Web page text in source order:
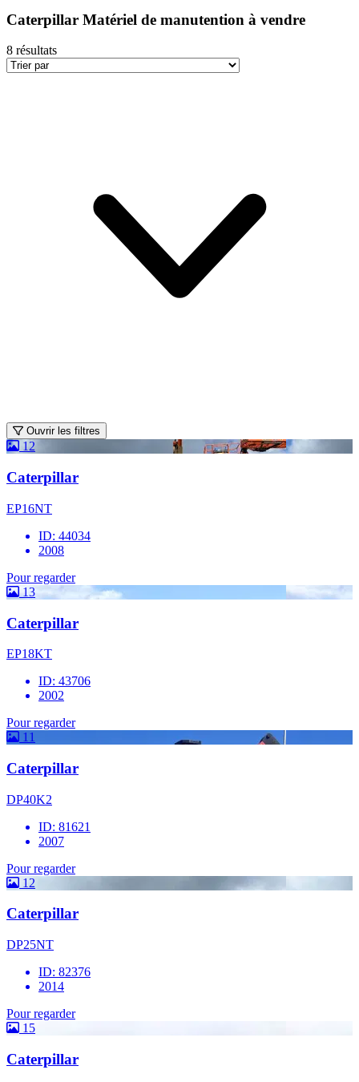
Caterpillar Matériel de manutention à vendre
8 résultats
Ouvrir les filtres
12
Caterpillar
EP16NT
ID: 44034
2008
Pour regarder
13
Caterpillar
EP18KT
ID: 43706
2002
Pour regarder
11
Caterpillar
DP40K2
ID: 81621
2007
Pour regarder
12
Caterpillar
DP25NT
ID: 82376
2014
Pour regarder
15
Caterpillar